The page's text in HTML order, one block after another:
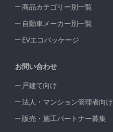
商品カテゴリー別一覧
自動車メーカー別一覧
EVエコパッケージ
お問い合わせ
戸建て向け
法人・マンション管理者向け
販売・施工パートナー募集